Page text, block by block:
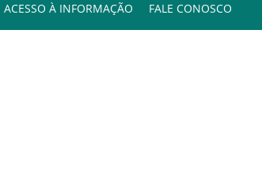
ACESSO À INFORMAÇÃO FALE CONOSCO